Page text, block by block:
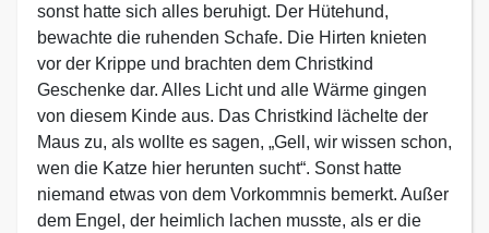
sonst hatte sich alles beruhigt. Der Hütehund,
bewachte die ruhenden Schafe. Die Hirten knieten
vor der Krippe und brachten dem Christkind
Geschenke dar. Alles Licht und alle Wärme gingen
von diesem Kinde aus. Das Christkind lächelte der
Maus zu, als wollte es sagen, „Gell, wir wissen schon,
wen die Katze hier herunten sucht“. Sonst hatte
niemand etwas von dem Vorkommnis bemerkt. Außer
dem Engel, der heimlich lachen musste, als er die